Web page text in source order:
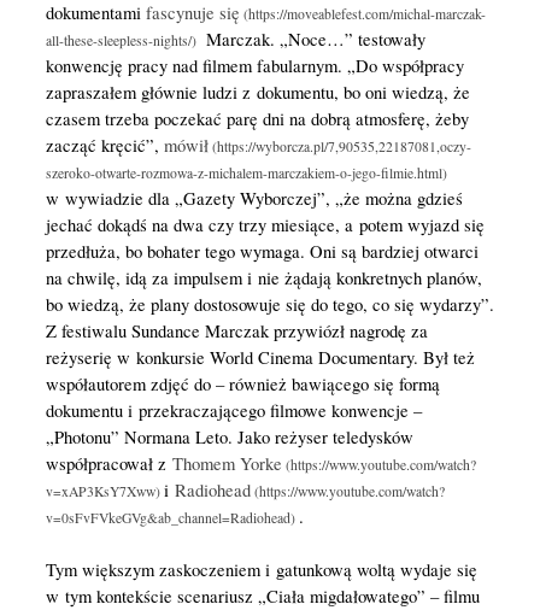
dokumentami fascynuje się
Marczak. „Noce…” testowały
konwencję pracy nad filmem fabularnym. „Do współpracy
zapraszałem głównie ludzi z dokumentu, bo oni wiedzą, że
czasem trzeba poczekać parę dni na dobrą atmosferę, żeby
zacząć kręcić”, mówił
w wywiadzie dla „Gazety Wyborczej”, „że można gdzieś
jechać dokądś na dwa czy trzy miesiące, a potem wyjazd się
przedłuża, bo bohater tego wymaga. Oni są bardziej otwarci
na chwilę, idą za impulsem i nie żądają konkretnych planów,
bo wiedzą, że plany dostosowuje się do tego, co się wydarzy”.
Z festiwalu Sundance Marczak przywiózł nagrodę za
reżyserię w konkursie World Cinema Documentary. Był też
współautorem zdjęć do – również bawiącego się formą
dokumentu i przekraczającego filmowe konwencje –
„Photonu” Normana Leto. Jako reżyser teledysków
współpracował z Thomem Yorke
i Radiohead
.
Tym większym zaskoczeniem i gatunkową woltą wydaje się
w tym kontekście scenariusz „Ciała migdałowatego” – filmu